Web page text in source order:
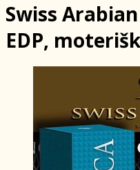
Swiss Arabian
EDP,